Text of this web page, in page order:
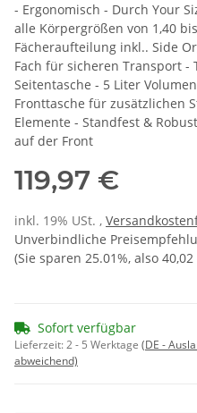
- Ergonomisch - Durch Your
alle Körpergrößen von 1,40
Fächeraufteilung inkl.. Side
Fach für sicheren Transport -
Seitentasche - 5 Liter
Fronttasche für zusätzlichen
Elemente - Standfest &
auf der Front
119,97 €
inkl. 19% USt. ,
Unverbindliche
(Sie sparen 25.01%, also 40,02
Sofort verfügbar
Lieferzeit:2 - 5 Werktage (DE -
abweichend)